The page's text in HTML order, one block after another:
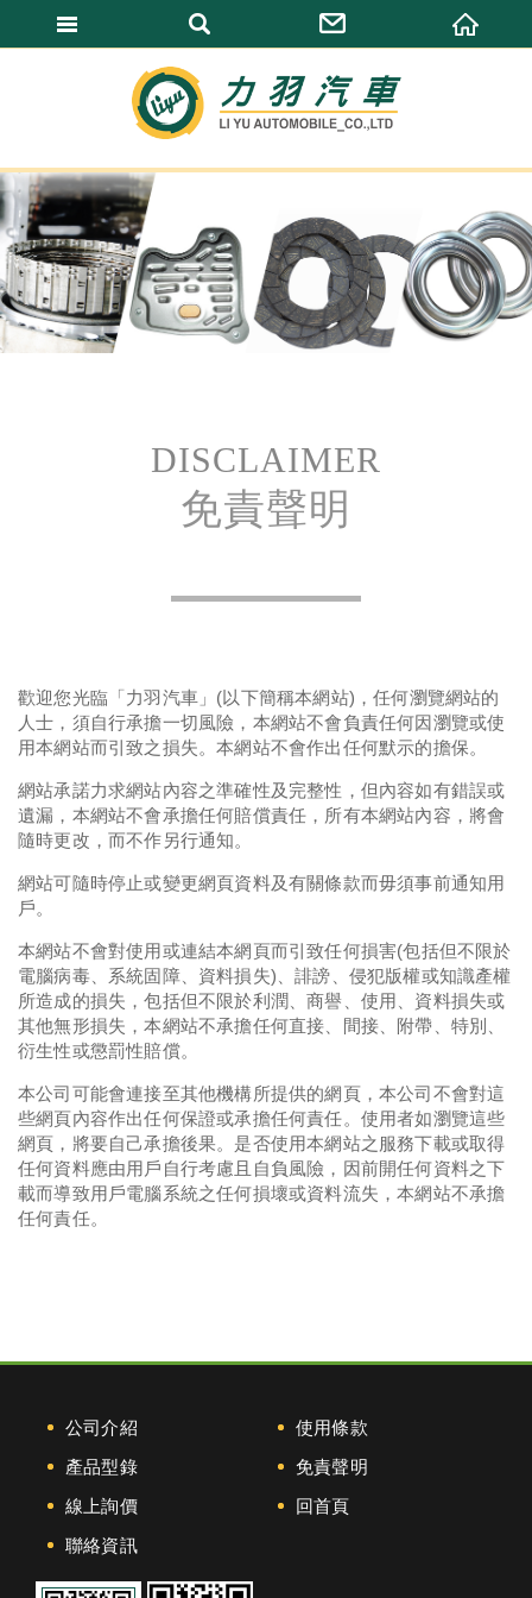
力羽汽車有限公
DISCLAIMER
免責聲明
歡迎您光臨「力羽汽車」(以下簡稱本網站)，任何瀏覽網站的
人士，須自行承擔一切風險，本網站不會負責任何因瀏覽或使
用本網站而引致之損失。本網站不會作出任何默示的擔保。
網站承諾力求網站內容之準確性及完整性，但內容如有錯誤或
遺漏，本網站不會承擔任何賠償責任，所有本網站內容，將會
隨時更改，而不作另行通知。
網站可隨時停止或變更網頁資料及有關條款而毋須事前通知用
戶。
本網站不會對使用或連結本網頁而引致任何損害(包括但不限於
電腦病毒、系統固障、資料損失)、誹謗、侵犯版權或知識產權
所造成的損失，包括但不限於利潤、商譽、使用、資料損失或
其他無形損失，本網站不承擔任何直接、間接、附帶、特別、
衍生性或懲罰性賠償。
本公司可能會連接至其他機構所提供的網頁，本公司不會對這
些網頁內容作出任何保證或承擔任何責任。使用者如瀏覽這些
網頁，將要自己承擔後果。是否使用本網站之服務下載或取得
任何資料應由用戶自行考慮且自負風險，因前開任何資料之下
載而導致用戶電腦系統之任何損壞或資料流失，本網站不承擔
任何責任。
公司介紹
使用條款
產品型錄
免責聲明
線上詢價
回首頁
聯絡資訊